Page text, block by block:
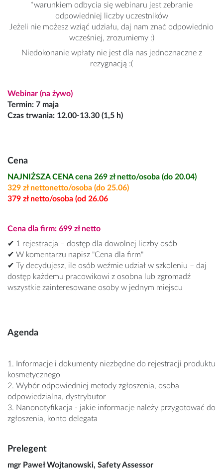
*warunkiem odbycia się webinaru jest zebranie
odpowiedniej liczby uczestników
Jeżeli nie możesz wziąć udziału, daj nam znać odpowiednio
wcześniej, zrozumiemy :)
Niedokonanie wpłaty nie jest dla nas jednoznaczne z
rezygnacją :(
Webinar (na żywo)
Termin: 7 maja
Czas trwania: 12.00-13.30 (1,5 h)
Cena
NAJNIŻSZA CENA cena 269 zł netto/osoba (do 20.04)
329 zł nettonetto/osoba (do 25.06)
379 zł netto/osoba (od 26.06
Cena dla firm: 699 zł netto
✔ 1 rejestracja – dostęp dla dowolnej liczby osób
✔ W komentarzu napisz "Cena dla firm"
✔ Ty decydujesz, ile osób weźmie udział w szkoleniu – daj
dostęp każdemu pracowikowi z osobna lub zgromadź
wszystkie zainteresowane osoby w jednym miejscu
Agenda
1. Informacje i dokumenty niezbędne do rejestracji produktu
kosmetycznego
2. Wybór odpowiedniej metody zgłoszenia, osoba
odpowiedzialna, dystrybutor
3. Nanonotyfikacja - jakie informacje należy przygotować do
zgłoszenia, konto delegata
Prelegent
mgr Paweł Wojtanowski, Safety Assessor